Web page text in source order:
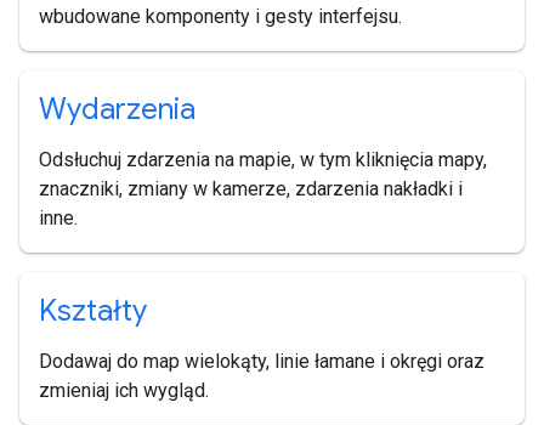
wbudowane komponenty i gesty interfejsu.
Wydarzenia
Odsłuchuj zdarzenia na mapie, w tym kliknięcia mapy,
znaczniki, zmiany w kamerze, zdarzenia nakładki i
inne.
Kształty
Dodawaj do map wielokąty, linie łamane i okręgi oraz
zmieniaj ich wygląd.